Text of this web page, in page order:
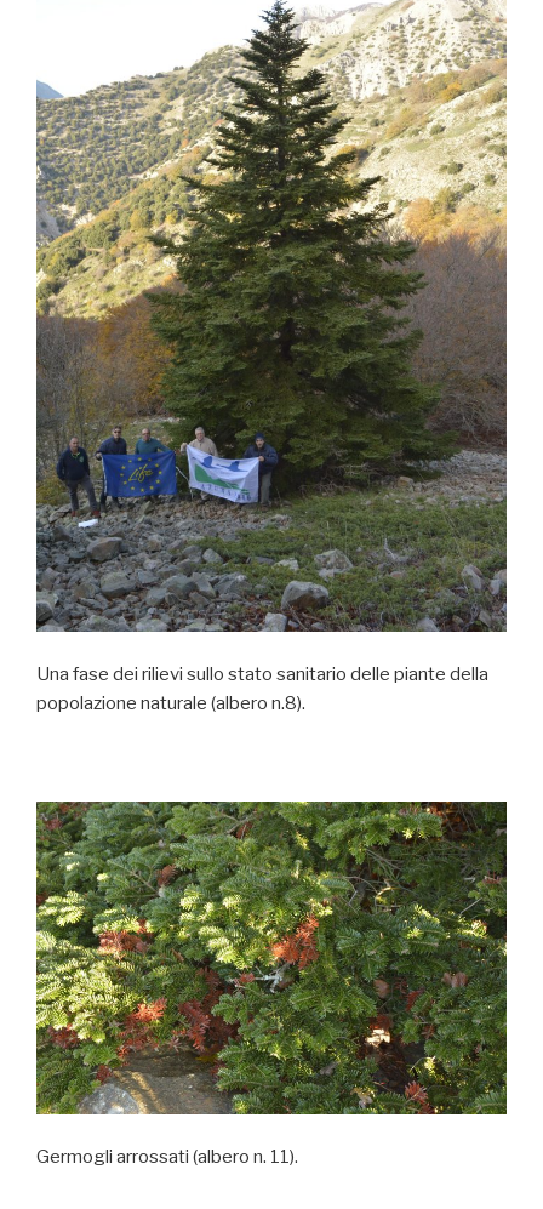
Una fase dei rilievi sullo stato sanitario delle piante della
popolazione naturale (albero n.8).
Germogli arrossati (albero n. 11).